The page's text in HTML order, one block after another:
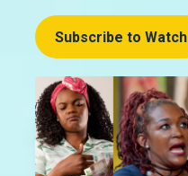
Subscribe to Watch